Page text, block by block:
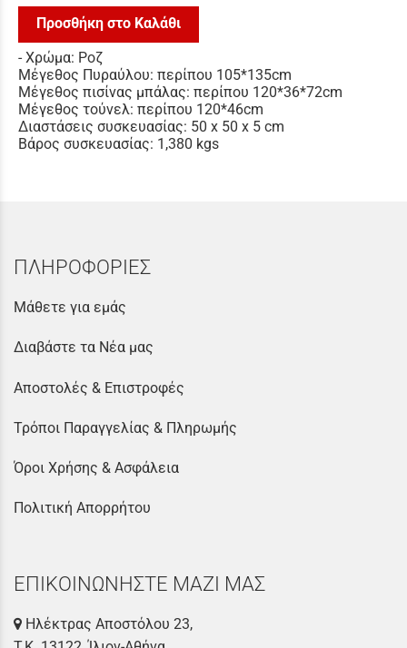
Προσθήκη στο Καλάθι
- Χρώμα: Ροζ
Μέγεθος Πυραύλου: περίπου 105*135cm
Μέγεθος πισίνας μπάλας: περίπου 120*36*72cm
Μέγεθος τούνελ: περίπου 120*46cm
Διαστάσεις συσκευασίας: 50 x 50 x 5 cm
Βάρος συσκευασίας: 1,380 kgs
ΠΛΗΡΟΦΟΡΙΕΣ
Μάθετε για εμάς
Διαβάστε τα Νέα μας
Αποστολές & Επιστροφές
Τρόποι Παραγγελίας & Πληρωμής
Όροι Χρήσης & Ασφάλεια
Πολιτική Απορρήτου
ΕΠΙΚΟΙΝΩΝΗΣΤΕ ΜΑΖΙ ΜΑΣ
Ηλέκτρας Αποστόλου 23,